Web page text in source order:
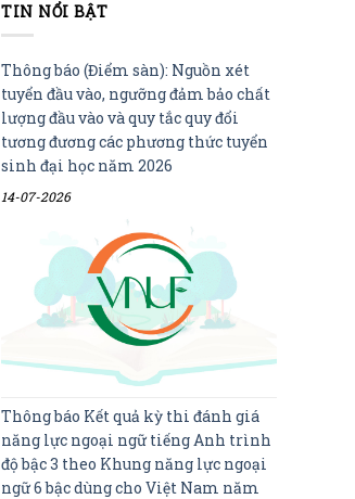
TIN NỔI BẬT
Thông báo (Điểm sàn): Nguồn xét
tuyển đầu vào, ngưỡng đảm bảo chất
lượng đầu vào và quy tắc quy đổi
tương đương các phương thức tuyển
sinh đại học năm 2026
14-07-2026
Thông báo Kết quả kỳ thi đánh giá
năng lực ngoại ngữ tiếng Anh trình
độ bậc 3 theo Khung năng lực ngoại
ngữ 6 bậc dùng cho Việt Nam năm